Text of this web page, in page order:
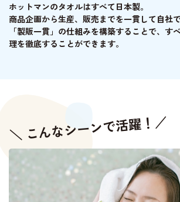
ホットマンのタオルはすべて日本製。
商品企画から生産、販売までを一貫して自社
「製販一貫」の仕組みを構築することで、す
理を徹底することができます。
＼ こんなシーンで活躍！／